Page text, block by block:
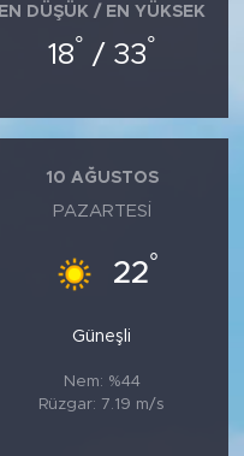
EN DÜŞÜK / EN YÜKSEK
18° / 33°
10 AĞUSTOS
PAZARTESI
22°
Güneşli
Nem: %44
Rüzgar: 7.19 m/s